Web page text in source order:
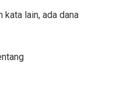
lain, ada dana